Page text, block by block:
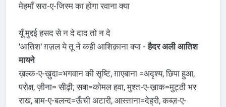
मेहमाँ सरा-ए-जिस्म का होगा रवाना क्या
यूँ मुद्दई हसद से न दे दाद तो न दे
'आतिश' ग़ज़ल ये तू ने कही आशिक़ाना क्या -हैदर अली आतिश
मायने
ख़ल्क-ए-ख़ुदा=भगवान की सृष्टि, ग़ाएबाना =अदृश्य, छिपा हुआ,
परोक्ष, ज़ीना= सीढ़ी; सबा=कोमल हवा, मुश्त-ए-ख़ाक=मुट्ठी भर
राख, बाम-ए-बलन्द=ऊँची अटारी, आस्ताना=देह्री, कब्ज़-ए-